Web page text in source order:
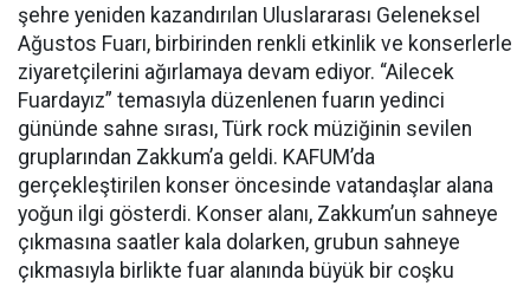
şehre yeniden kazandırılan Uluslararası Geleneksel
Ağustos Fuarı, birbirinden renkli etkinlik ve konserlerle
ziyaretçilerini ağırlamaya devam ediyor. “Ailecek
Fuardayız” temasıyla düzenlenen fuarın yedinci
gününde sahne sırası, Türk rock müziğinin sevilen
gruplarından Zakkum’a geldi. KAFUM’da
gerçekleştirilen konser öncesinde vatandaşlar alana
yoğun ilgi gösterdi. Konser alanı, Zakkum’un sahneye
çıkmasına saatler kala dolarken, grubun sahneye
çıkmasıyla birlikte fuar alanında büyük bir coşku